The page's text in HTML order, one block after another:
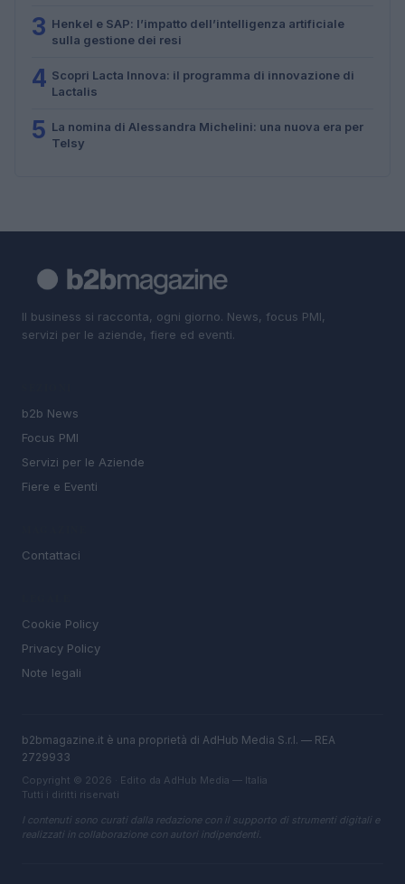
3 Henkel e SAP: l’impatto dell’intelligenza artificiale
sulla gestione dei resi
4 Scopri Lacta Innova: il programma di innovazione di
Lactalis
5 La nomina di Alessandra Michelini: una nuova era per
Telsy
Il business si racconta, ogni giorno. News, focus PMI,
servizi per le aziende, fiere ed eventi.
b2b News
Focus PMI
Servizi per le Aziende
Fiere e Eventi
Contattaci
Cookie Policy
Privacy Policy
Note legali
b2bmagazine.it è una proprietà di AdHub Media S.r.l. — REA
2729933
Copyright © 2026 · Edito da AdHub Media — Italia
Tutti i diritti riservati
I contenuti sono curati dalla redazione con il supporto di strumenti digitali e
realizzati in collaborazione con autori indipendenti.